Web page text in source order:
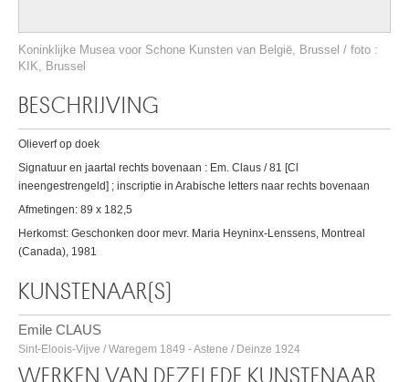
Koninklijke Musea voor Schone Kunsten van België, Brussel / foto :
KIK, Brussel
BESCHRIJVING
Olieverf op doek
Signatuur en jaartal rechts bovenaan : Em. Claus / 81 [Cl
ineengestrengeld] ; inscriptie in Arabische letters naar rechts bovenaan
Afmetingen: 89 x 182,5
Herkomst: Geschonken door mevr. Maria Heyninx-Lenssens, Montreal
(Canada), 1981
KUNSTENAAR(S)
Emile CLAUS
Sint-Eloois-Vijve / Waregem 1849 - Astene / Deinze 1924
WERKEN VAN DEZELFDE KUNSTENAAR